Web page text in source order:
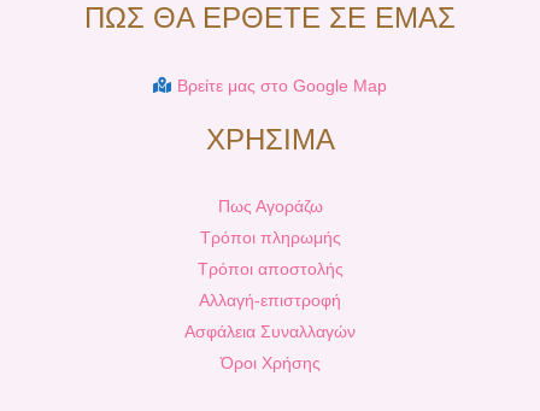
ΠΩΣ ΘΑ ΕΡΘΕΤΕ ΣΕ ΕΜΑΣ
Βρείτε μας στο Google Map
ΧΡΗΣΙΜΑ
Πως Αγοράζω
Τρόποι πληρωμής
Τρόποι αποστολής
Αλλαγή-επιστροφή
Ασφάλεια Συναλλαγών
Όροι Χρήσης